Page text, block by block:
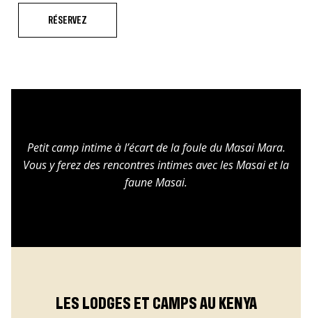
RÉSERVEZ
Petit camp intime à l’écart de la foule du Masai Mara.
Vous y ferez des rencontres intimes avec les Masai et la
faune Masai.
LES LODGES ET CAMPS AU KENYA